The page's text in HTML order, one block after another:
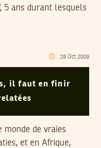
5 ans durant lesquels
28 Oct 2009
il faut en finir
monde de vraies
et en Afrique,